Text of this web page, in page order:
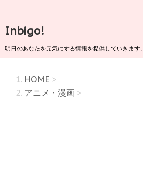
Inbigo!
明日のあなたを元気にする情報を提供していきます。
HOME >
アニメ・漫画 >